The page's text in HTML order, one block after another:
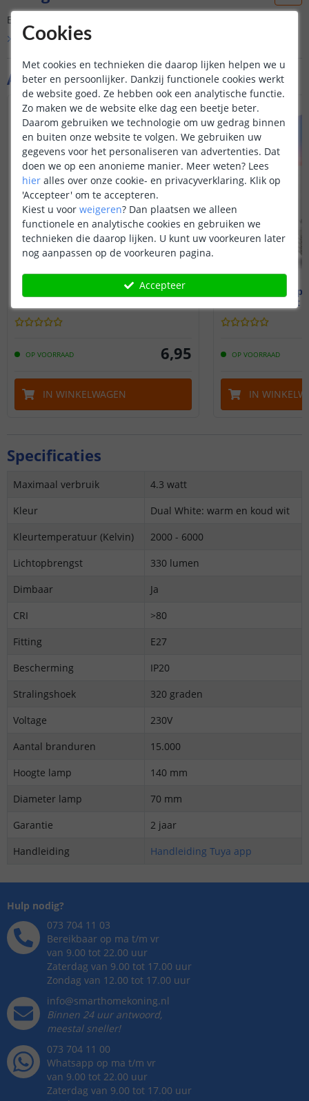
Aanvullende producten
Wifi lamp - E27 fitting
OP VOORRAAD 6,95
IN WINKELWAGEN
VOORDEELSET
Wifi lamp
9 watt
OP VOORRAAD
IN
Er is nog geen vraag gesteld over dit product.
Bekijk alle Vraag & antwoord
Specificaties
Maximaal verbruik
4.3 watt
Kleur
Dual White: warm en koud wit
Kleurtemperatuur (Kelvin)
2000 - 6000
Lichtopbrengst
330 lumen
Dimbaar
Ja
CRI
>80
Fitting
E27
Bescherming
IP20
Stralingshoek
320 graden
Voltage
230V
Aantal branduren
15.000
Hoogte lamp
140 mm
Diameter lamp
70 mm
Garantie
2 jaar
Handleiding
Handleiding Tuya app
Hulp nodig?
073 704 11 03
Bereikbaar op ma t/m vr
van 9.00 tot 22.00 uur
Zaterdag van 9.00 tot 17.00 uur
Zondag van 12.00 tot 17.00 uur
info@smarthomekoning.nl
Binnen 24 uur antwoord,
meestal sneller!
073 704 11 00
Whatsapp op ma t/m vr
van 9.00 tot 22.00 uur
Zaterdag van 9.00 tot 17.00 uur
Cookies
Met cookies en technieken die daarop lijken helpen we u
beter en persoonlijker. Dankzij functionele cookies werkt
de website goed. Ze hebben ook een analytische functie.
Zo maken we de website elke dag een beetje beter.
Daarom gebruiken we technologie om uw gedrag binnen
en buiten onze website te volgen. We gebruiken uw
gegevens voor het personaliseren van advertenties. Dat
doen we op een anonieme manier. Meer weten? Lees
hier alles over onze cookie- en privacyverklaring. Klik op
'Accepteer' om te accepteren.
Kiest u voor weigeren? Dan plaatsen we alleen
functionele en analytische cookies en gebruiken we
technieken die daarop lijken. U kunt uw voorkeuren later
nog aanpassen op de voorkeuren pagina.
Accepteer